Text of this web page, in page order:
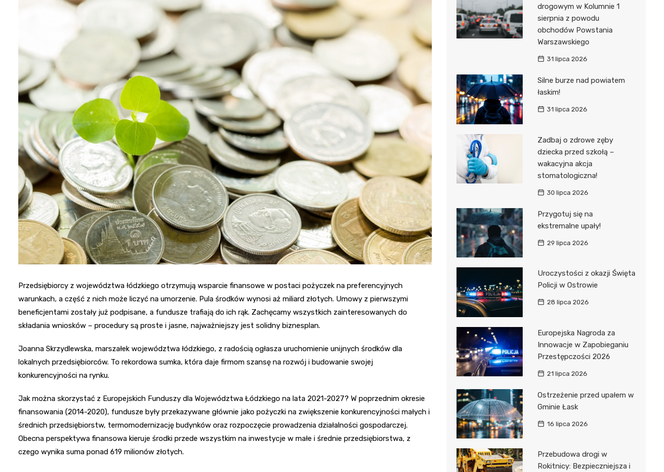
Przedsiębiorcy z województwa łódzkiego otrzymują wsparcie finansowe w postaci pożyczek na preferencyjnych
warunkach, a część z nich może liczyć na umorzenie. Pula środków wynosi aż miliard złotych. Umowy z pierwszymi
beneficjentami zostały już podpisane, a fundusze trafiają do ich rąk. Zachęcamy wszystkich zainteresowanych do
składania wniosków – procedury są proste i jasne, najważniejszy jest solidny biznesplan.
Joanna Skrzydlewska, marszałek województwa łódzkiego, z radością ogłasza uruchomienie unijnych środków dla
lokalnych przedsiębiorców. To rekordowa sumka, która daje firmom szansę na rozwój i budowanie swojej
konkurencyjności na rynku.
Jak można skorzystać z Europejskich Funduszy dla Województwa Łódzkiego na lata 2021-2027? W poprzednim okresie
finansowania (2014-2020), fundusze były przekazywane głównie jako pożyczki na zwiększenie konkurencyjności małych i
średnich przedsiębiorstw, termomodernizację budynków oraz rozpoczęcie prowadzenia działalności gospodarczej.
Obecna perspektywa finansowa kieruje środki przede wszystkim na inwestycje w małe i średnie przedsiębiorstwa, z
czego wynika suma ponad 619 milionów złotych.
drogowym w Kolumnie 1
sierpnia z powodu
obchodów Powstania
Warszawskiego
31 lipca 2026
Silne burze nad powiatem
łaskim!
31 lipca 2026
Zadbaj o zdrowe zęby
dziecka przed szkołą –
wakacyjna akcja
stomatologiczna!
30 lipca 2026
Przygotuj się na
ekstremalne upały!
29 lipca 2026
Uroczystości z okazji Święta
Policji w Ostrowie
28 lipca 2026
Europejska Nagroda za
Innowacje w Zapobieganiu
Przestępczości 2026
21 lipca 2026
Ostrzeżenie przed upałem w
Gminie Łask
16 lipca 2026
Przebudowa drogi w
Rokitnicy: Bezpieczniejsza i